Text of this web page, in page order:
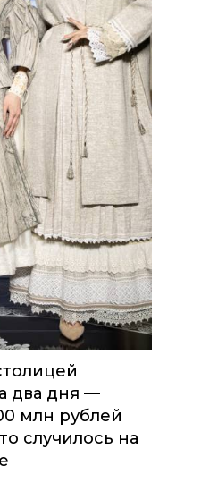
два дня —
млн рублей
случилось на